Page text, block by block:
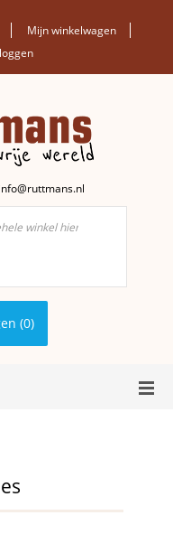
Mijn winkelwagen
info@ruttmans.nl
(0)